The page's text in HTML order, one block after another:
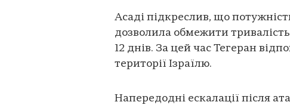
Асаді підкреслив, що
дозволила обмежити тривалість
12 днів. За цей час Тегеран
території Ізраїлю.
Напередодні ескалації після